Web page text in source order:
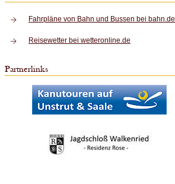
Fahrpläne von Bahn und Bussen bei bahn.de
Reisewetter bei wetteronline.de
Partnerlinks